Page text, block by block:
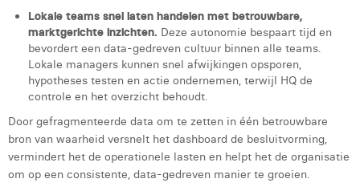
Lokale teams snel laten handelen met betrouwbare,
marktgerichte inzichten. Deze autonomie bespaart tijd en
bevordert een data-gedreven cultuur binnen alle teams.
Lokale managers kunnen snel afwijkingen opsporen,
hypotheses testen en actie ondernemen, terwijl HQ de
controle en het overzicht behoudt.
Door gefragmenteerde data om te zetten in één betrouwbare
bron van waarheid versnelt het dashboard de besluitvorming,
vermindert het de operationele lasten en helpt het de organisatie
om op een consistente, data-gedreven manier te groeien.